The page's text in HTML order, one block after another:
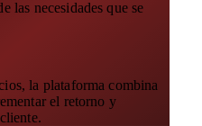
las necesidades que se
la plataforma combina
el retorno y